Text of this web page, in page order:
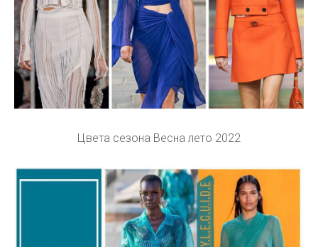
Цвета сезона Весна лето 2022